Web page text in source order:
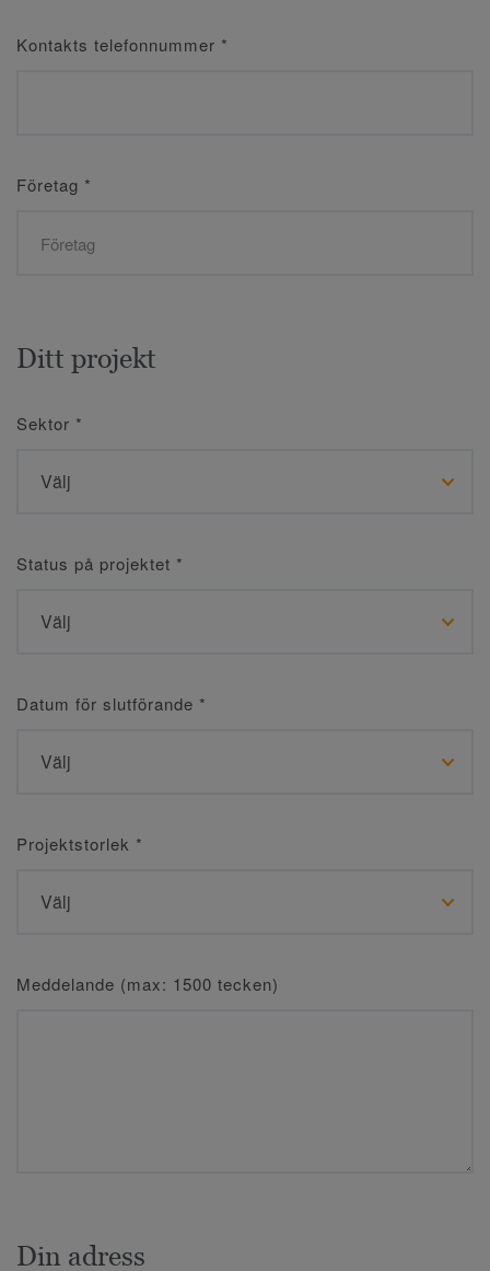
Kontakts telefonnummer *
Företag *
Ditt projekt
Sektor *
Status på projektet *
Datum för slutförande *
Projektstorlek *
Meddelande (max: 1500 tecken)
Din adress